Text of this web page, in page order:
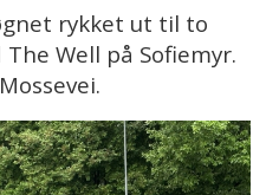
rykket ut til to
Well på Sofiemyr.